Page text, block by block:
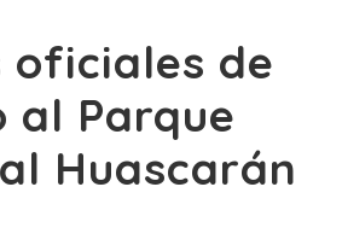
oficiales de
al Parque
Huascarán